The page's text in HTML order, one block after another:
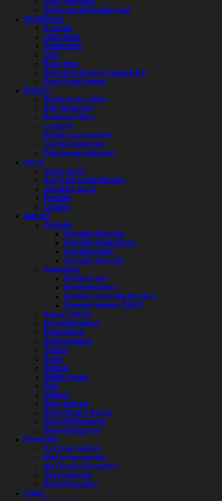
Diva Liquid Builder Gel
Tips/forms
A curve
Ultra form
Sjablonen
Lijm
Easy tips
Dual Nail Forms / Shape It’s
Diva Dual Forms
Elektra
Elektrische vijlen
Bits Magnetic
Rainbow Bits
Lampen
Elektra accesoires
Combi manicure
Diva lampen/frezen
Acryl
Color acryl
Acryl benodigdheden
samples acryl
Poeder
Liqued
Nail art
Airnails
Airnails Stencils
Airnails apparatuur
Airnails paint
Airnails Stencils
Stamping
Stempel gel
Stempelplaten
Stempel benodigdheden
Stempel platen SALE
Aqua Colors
Droogbloemen
Pigmenten
Stickervellen
Strass
Paint
Sticker
Glitter spray
Foil
Glitters
Inlay nail art
Diva Ombre Spray
Diva Glitterspray
Diva design ink
Penselen
Acryl penselen
Nail art penselen
My Dream Penselen
Gel penselen
Diva Penselen
Vijlen